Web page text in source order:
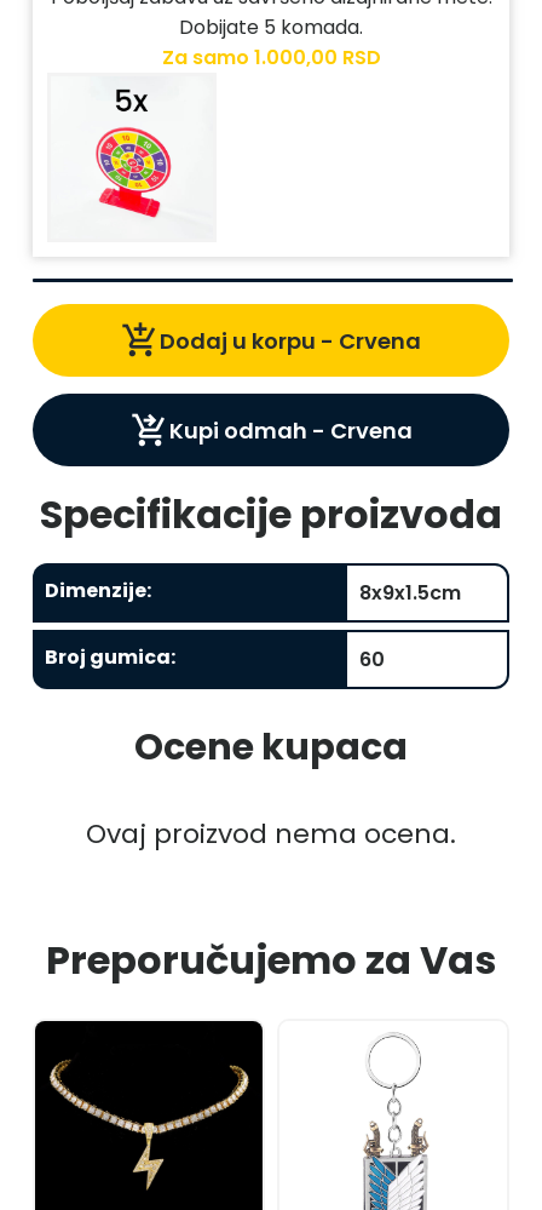
Dobijate 5 komada.
Za samo 1.000,00 RSD
add_shopping_cart Dodaj u korpu - Crvena
shopping_cart_checkout Kupi odmah - Crvena
Specifikacije proizvoda
Dimenzije: 8x9x1.5cm
Broj gumica: 60
Ocene kupaca
Ovaj proizvod nema ocena.
Preporučujemo za Vas